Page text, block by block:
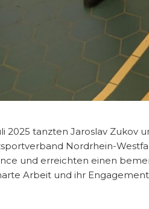
2025 tanzten Jaroslav Zukov
Nordrhein-
und erreichten einen
Arbeit und ihr